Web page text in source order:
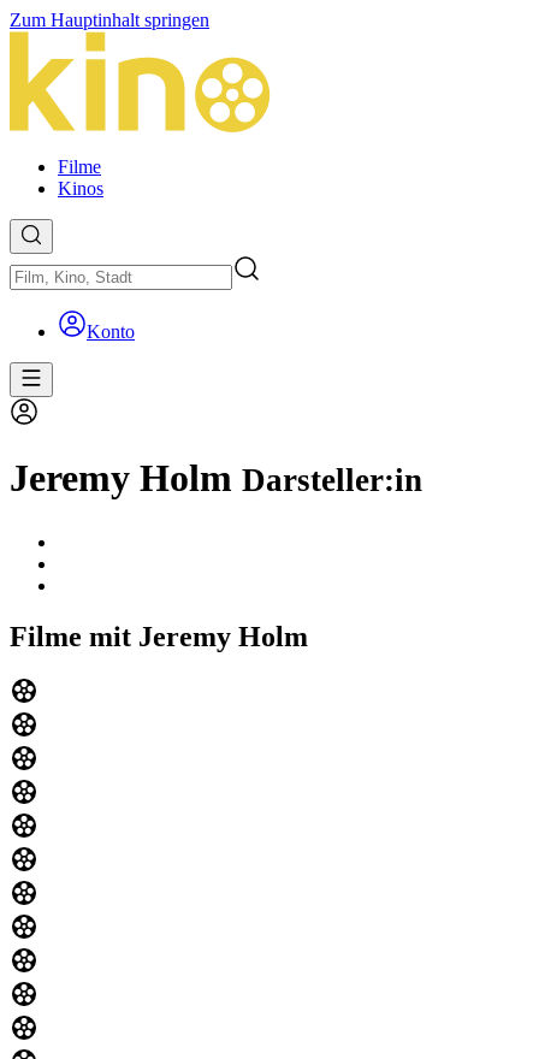
Zum Hauptinhalt springen
Filme
Kinos
Konto
Jeremy Holm Darsteller:in
Filme mit Jeremy Holm